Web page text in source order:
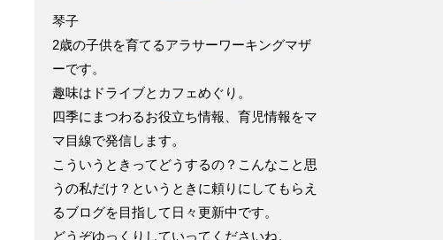
琴子
2歳の子供を育てるアラサーワーキングマザ
ーです。
趣味はドライブとカフェめぐり。
四季にまつわるお役立ち情報、育児情報をマ
マ目線で発信します。
こういうときってどうするの？こんなこと思
うの私だけ？というときに頼りにしてもらえ
るブログを目指して日々更新中です。
どうぞゆっくりしていってくださいね。